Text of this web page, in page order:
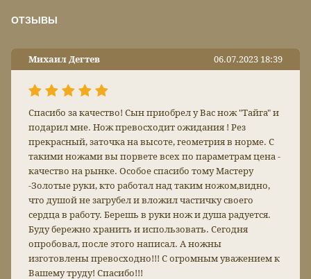
ОТЗЫВЫ
Михаил Дегтев 06.07.2023 18:39
Спасибо за качество! Сын приобрел у Вас нож "Тайга" и
подарил мне. Нож превосходит ожидания ! Рез
прекрасный, заточка на высоте, геометрия в норме. С
такими ножами вы порвете всех по параметрам цена -
качество на рынке. Особое спасибо тому Мастеру
-Золотые руки, кто работал над таким ножом,видно,
что душой не загрубел и вложил частичку своего
сердца в работу. Берешь в руки нож и душа радуется.
Буду бережно хранить и использовать. Сегодня
опробовал, после этого написал. А ножны
изготовлены превосходно!!! С огромным уважением к
Вашему труду! Спасибо!!!